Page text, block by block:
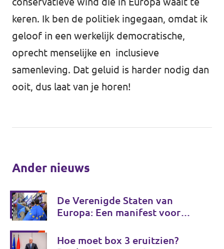
keren. Ik ben de politiek ingegaan, omdat ik
geloof in een werkelijk democratische,
oprecht menselijke en inclusieve
samenleving. Dat geluid is harder nodig dan
ooit, dus laat van je horen!
Ander nieuws
De Verenigde Staten van
Europa: Een manifest voor
Hoe moet box 3 eruitzien?